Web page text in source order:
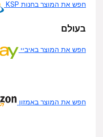
חפש את המוצר בחנות KSP
בעולם
חפש את המוצר באיביי
חפש את המוצר באמזון